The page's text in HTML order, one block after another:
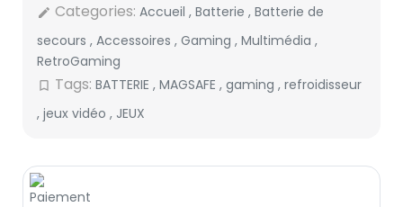
edit Categories: Accueil , Batterie , Batterie de
secours , Accessoires , Gaming , Multimédia ,
RetroGaming
bookmark_border Tags: BATTERIE , MAGSAFE , gaming , refroidisseur
, jeux vidéo , JEUX